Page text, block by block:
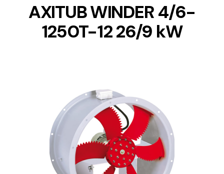
AXITUB WINDER 4/6-
1250T-12 26/9 kW
DETAILS